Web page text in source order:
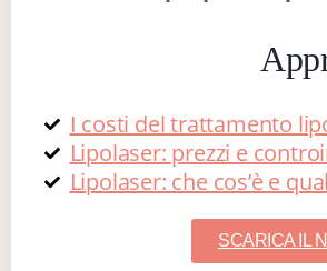
I costi del trattamento
Lipolaser: prezzi e
Lipolaser: che cos’è e
SCARICA IL